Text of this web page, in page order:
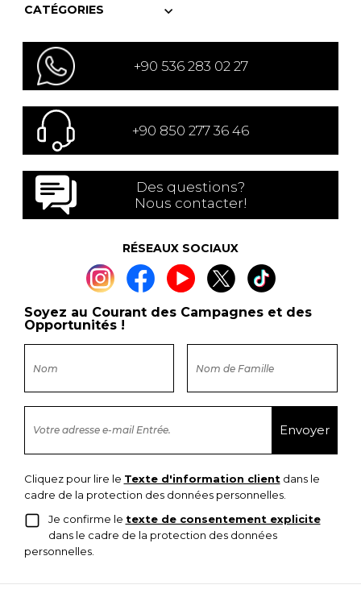
CATÉGORIES
+90 536 283 02 27
+90 850 277 36 46
Des questions?
Nous contacter!
RÉSEAUX SOCIAUX
Soyez au Courant des Campagnes et des
Opportunités !
Cliquez pour lire le Texte d'information clientdans le
cadre de la protection des données personnelles.
Je confirme le texte de consentement explicite
dans le cadre de la protection des données
personnelles.